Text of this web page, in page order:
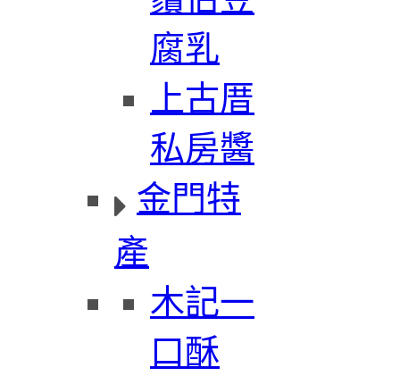
腐乳
上古厝
私房醬
金門特
產
木記一
口酥